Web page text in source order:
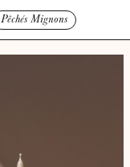
Pêchés Mignons